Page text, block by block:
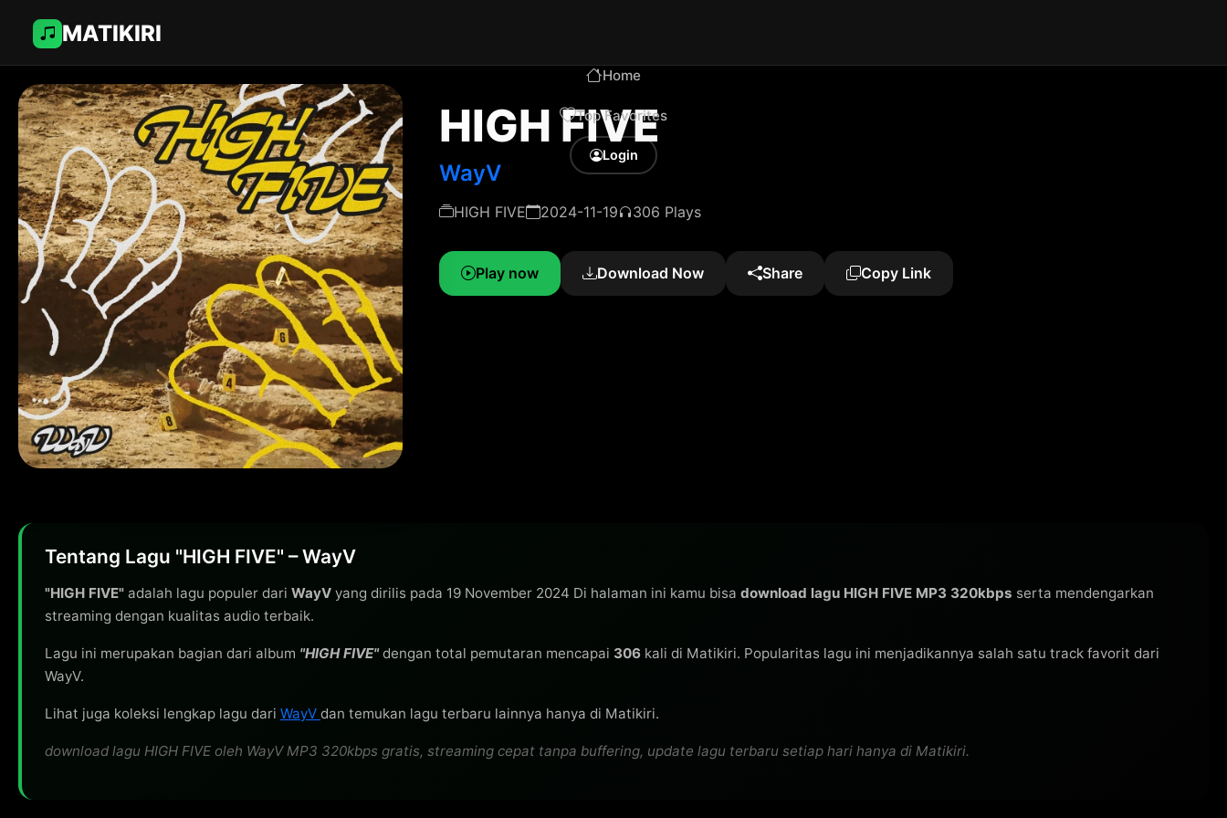
MATIKIRI
Home
Top Favorites
Login
HIGH FIVE
WayV
HIGH FIVE 2024-11-19 306 Plays
Play now Download Now Share Copy Link
Tentang Lagu "HIGH FIVE" – WayV
"HIGH FIVE" adalah lagu populer dari WayV yang dirilis pada 19 November 2024 Di halaman ini kamu bisa download lagu HIGH FIVE MP3 320kbps serta mendengarkan
streaming dengan kualitas audio terbaik.
Lagu ini merupakan bagian dari album "HIGH FIVE"dengan total pemutaran mencapai 306 kali di Matikiri. Popularitas lagu ini menjadikannya salah satu track favorit dari
WayV.
Lihat juga koleksi lengkap lagu dari WayV dan temukan lagu terbaru lainnya hanya di Matikiri.
download lagu HIGH FIVE oleh WayV MP3 320kbps gratis, streaming cepat tanpa buffering, update lagu terbaru setiap hari hanya di Matikiri.